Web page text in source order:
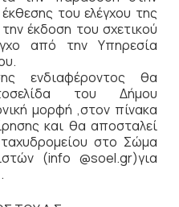
του ελέγχου της
έκδοση του σχετικού
από την Υπηρεσία
ενδιαφέροντος θα
του Δήμου
μορφή ,στον πίνακα
και θα αποσταλεί
στο Σώμα
(info @soel.gr)για